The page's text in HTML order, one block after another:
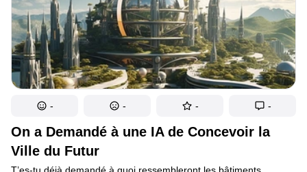
On a Demandé à une IA de Concevoir la
Ville du Futur
T’es-tu déjà demandé à quoi ressembleront les bâtiments
- - - -